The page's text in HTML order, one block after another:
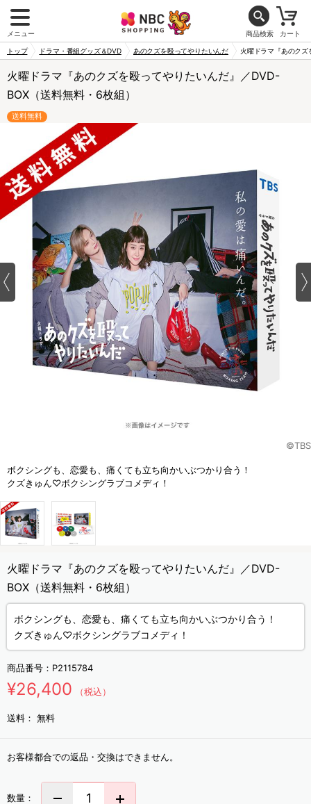
メニュー 商品検索 カート
トップ ドラマ・番組グッズ＆DVD あのクズを殴ってやりたいんだ 火曜ドラマ『あのク
火曜ドラマ『あのクズを殴ってやりたいんだ』／DVD-
BOX（送料無料・6枚組）
送料無料
©TBS
ボクシングも、恋愛も、痛くても立ち向かいぶつかり合う！
クズきゅん♡ボクシングラブコメディ！
火曜ドラマ『あのクズを殴ってやりたいんだ』／DVD-
BOX（送料無料・6枚組）
ボクシングも、恋愛も、痛くても立ち向かいぶつかり合う！
クズきゅん♡ボクシングラブコメディ！
商品番号： P2115784
¥26,400 （税込）
送料： 無料
お客様都合での返品・交換はできません。
数量：